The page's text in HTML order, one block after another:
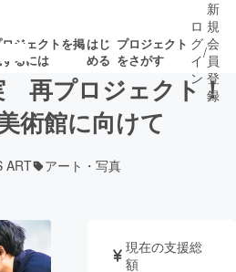
ジェクトを掲
るには
はじ
める
プロジェクト
をさがす
募集終了が近いプ
ロジェクト
音楽
ロ
グ
イ
ン
/
新
規
会
員
登
録
再プロジェクト！
術館に向けて
ART アート・写真
現在の支援総
額